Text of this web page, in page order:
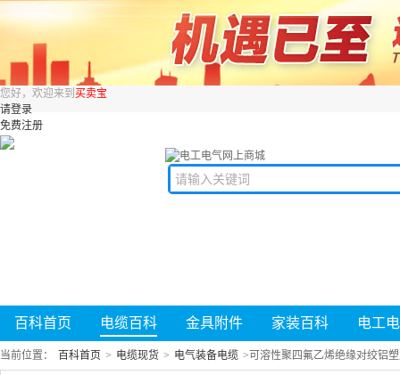
您好，欢迎来到 买卖宝
请登录
免费注册
百科首页 电缆百科 金具附件 家装百科 电工
当前位置： 百科首页 > 电缆现货 > 电气装备电缆 > 可溶性聚四氟乙烯绝缘对绞铝